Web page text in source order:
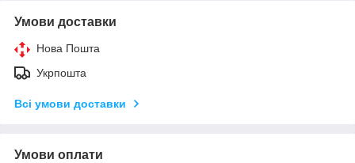
Умови доставки
Нова Пошта
Укрпошта
Всі умови доставки
Умови оплати